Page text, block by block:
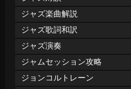
ジャズ楽曲解説
ジャズ歌詞和訳
ジャズ演奏
ジャムセッション攻略
ジョンコルトレーン